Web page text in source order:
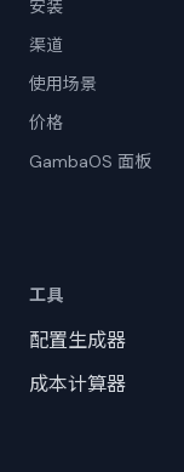
安装
渠道
使用场景
价格
GambaOS 面板
工具
配置生成器
成本计算器